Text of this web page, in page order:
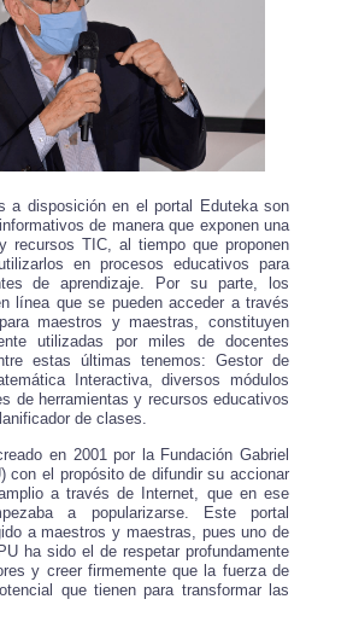
a disposición en el portal Eduteka son
de manera que exponen una
recursos TIC, al tiempo que proponen
en procesos educativos para
de aprendizaje. Por su parte, los
línea que se pueden acceder a través
maestros y maestras, constituyen
utilizadas por miles de docentes
estas últimas tenemos: Gestor de
Interactiva, diversos módulos
de herramientas y recursos educativos
de clases.
en 2001 por la Fundación Gabriel
con el propósito de difundir su accionar
a través de Internet, que en ese
a popularizarse. Este portal
a maestros y maestras, pues uno de
ha sido el de respetar profundamente
y creer firmemente que la fuerza de
que tienen para transformar las